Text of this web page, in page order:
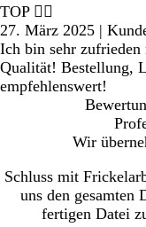
TOP 👍🏼
27. März 2025 |
Ich bin sehr
Qualität! Bestellung,
empfehlenswert!
Wir
Schluss mit
uns den gesamten
fertigen Datei